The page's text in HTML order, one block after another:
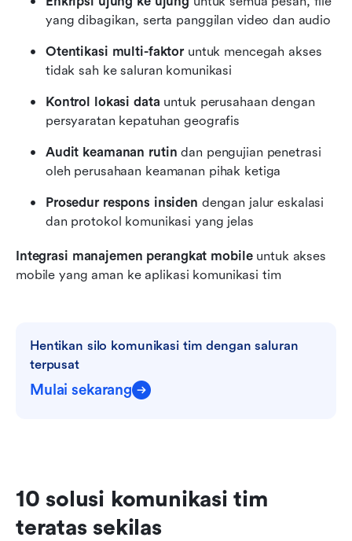
yang dibagikan, serta panggilan video dan audio
Otentikasi multi-faktor untuk mencegah akses
tidak sah ke saluran komunikasi
Kontrol lokasi data untuk perusahaan dengan
persyaratan kepatuhan geografis
Audit keamanan rutin dan pengujian penetrasi
oleh perusahaan keamanan pihak ketiga
Prosedur respons insiden dengan jalur eskalasi
dan protokol komunikasi yang jelas
Integrasi manajemen perangkat mobile untuk akses
mobile yang aman ke aplikasi komunikasi tim
Hentikan silo komunikasi tim dengan saluran
terpusat
Mulai sekarang
10 solusi komunikasi tim
teratas sekilas